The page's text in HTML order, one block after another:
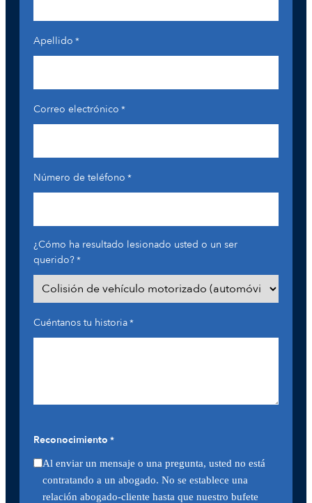
Apellido *
Correo electrónico *
Número de teléfono *
¿Cómo ha resultado lesionado usted o un ser
querido?*
Cuéntanos tu historia*
Reconocimiento *
Al enviar un mensaje o una pregunta, usted no está
contratando a un abogado. No se establece una
relación abogado-cliente hasta que nuestro bufete